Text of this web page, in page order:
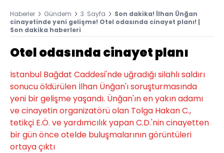
Haberler Gündem 3. Sayfa
Son dakika! İlhan Ünğan
cinayetinde yeni gelişme! Otel odasında cinayet planı! |
Son dakika haberleri
Otel odasında cinayet planı
İstanbul Bağdat Caddesi'nde uğradığı silahlı saldırı
sonucu öldürülen İlhan Ünğan'ı soruşturmasında
yeni bir gelişme yaşandı. Ünğan'ın en yakın adamı
ve cinayetin organizatörü olan Tolga Hakan C.,
tetikçi E.Ö. ve yardımcılık yapan C.D.'nin cinayetten
bir gün önce otelde buluşmalarının görüntüleri
ortaya çıktı